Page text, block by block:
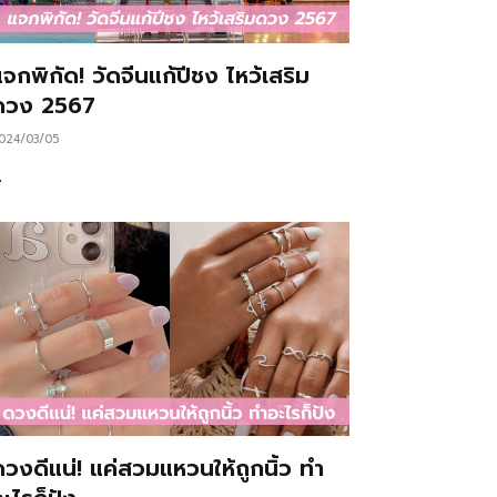
กพิกัด! วัดจีนแก้ปีชง ไหว้เสริม
ง 2567
03/05
งดีแน่! แค่สวมแหวนให้ถูกนิ้ว ทำ